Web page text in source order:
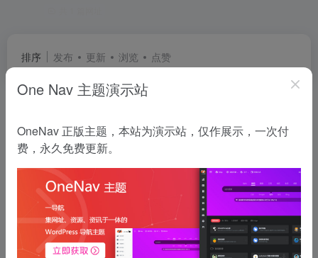
排序 发布 更新 浏览 点赞
精选免费WordPress主题模板下载
One Nav 主题演示站
OneNav 正版主题，本站为演示站，仅作展示，一次付
费，永久免费更新。